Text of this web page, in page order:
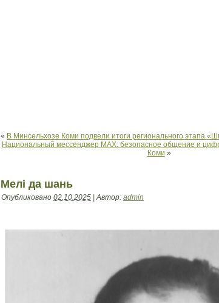
« В Минсельхозе Коми подвели итоги регионального этапа
Национальный мессенджер MAX: безопасное общение и
Коми »
Мелi да шань
Опубликовано 02.10.2025 |Автор: admin